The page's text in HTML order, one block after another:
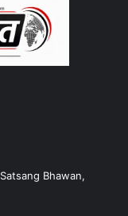
Bhawan,